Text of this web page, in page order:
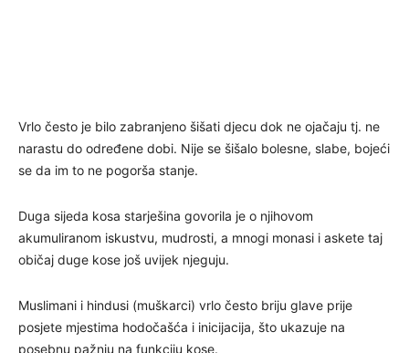
Vrlo često je bilo zabranjeno šišati djecu dok ne ojačaju tj. ne
narastu do određene dobi. Nije se šišalo bolesne, slabe, bojeći
se da im to ne pogorša stanje.
Duga sijeda kosa starješina govorila je o njihovom
akumuliranom iskustvu, mudrosti, a mnogi monasi i askete taj
običaj duge kose još uvijek njeguju.
Muslimani i hindusi (muškarci) vrlo često briju glave prije
posjete mjestima hodočašća i inicijacija, što ukazuje na
posebnu pažnju na funkciju kose.